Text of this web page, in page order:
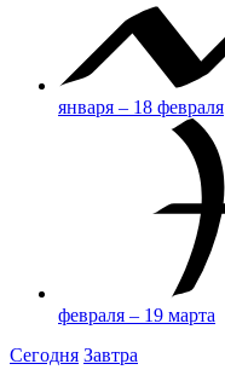
января – 18 февраля
февраля – 19 марта
Сегодня Завтра